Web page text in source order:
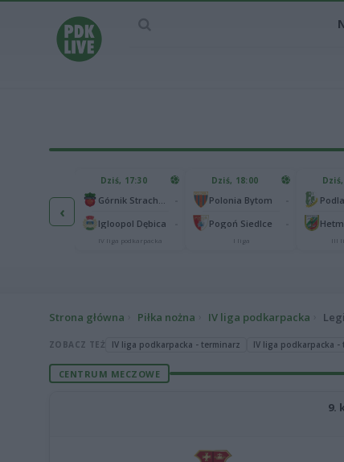
‹
65
25
Dziś, 17:30
Igloopol Dębica
IV liga podkarpacka
Dziś, 18:00
Polonia Bytom
Pogoń Siedlce
I liga III
Strona główna Piłka nożna IV liga podkarpacka
ZOBACZ TEŻ IV liga podkarpacka - terminarz IV liga podkarpacka
CENTRUM MECZOWE
9.